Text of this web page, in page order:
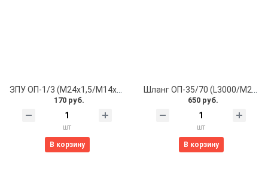
170 руб.
шт
В корзину
650 руб.
шт
В корзину